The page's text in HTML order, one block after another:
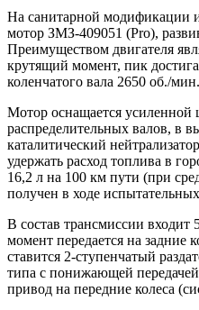
На санитарной модификации
мотор ЗМЗ-409051 (Pro),
Преимуществом двигателя
крутящий момент, пик
коленчатого вала 2650 об./мин.
Мотор оснащается усиленной
распределительных валов, в
каталитический
удержать расход топлива в
16,2 л на 100 км пути (при
получен в ходе
В состав трансмиссии входит
момент передается на задние
ставится 2-ступенчатый
типа с понижающей
привод на передние колеса